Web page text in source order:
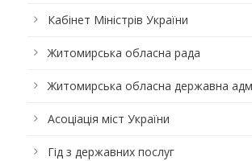
Кабінет Міністрів України
Житомирська обласна рада
Житомирська обласна державна
Асоціація міст України
Гід з державних послуг